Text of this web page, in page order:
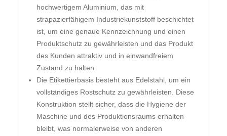
hochwertigem Aluminium, das mit
strapazierfähigem Industriekunststoff beschichtet
ist, um eine genaue Kennzeichnung und einen
Produktschutz zu gewährleisten und das Produkt
des Kunden attraktiv und in einwandfreiem
Zustand zu halten.
Die Etikettierbasis besteht aus Edelstahl, um ein
vollständiges Rostschutz zu gewährleisten. Diese
Konstruktion stellt sicher, dass die Hygiene der
Maschine und des Produktionsraums erhalten
bleibt, was normalerweise von anderen